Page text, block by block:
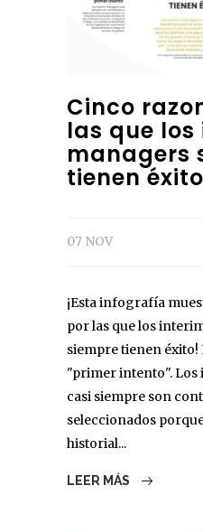
Cinco
las que
managers
tienen éxito
07 NOV
¡Esta infografía
por las que los
siempre tienen éxito!
"primer intento".
casi siempre son
seleccionados
historial...
LEER MÁS